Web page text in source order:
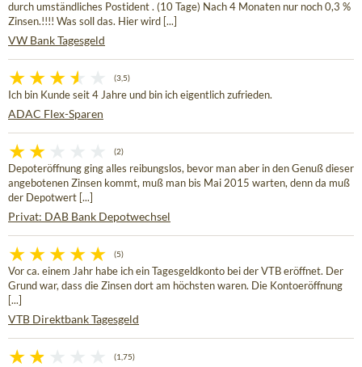
durch umständliches Postident . (10 Tage) Nach 4 Monaten nur noch 0,3 %
Zinsen.!!!! Was soll das. Hier wird [...]
VW Bank Tagesgeld
(3,5)
Ich bin Kunde seit 4 Jahre und bin ich eigentlich zufrieden.
ADAC Flex-Sparen
(2)
Depoteröffnung ging alles reibungslos, bevor man aber in den Genuß dieser
angebotenen Zinsen kommt, muß man bis Mai 2015 warten, denn da muß
der Depotwert [...]
Privat: DAB Bank Depotwechsel
(5)
Vor ca. einem Jahr habe ich ein Tagesgeldkonto bei der VTB eröffnet. Der
Grund war, dass die Zinsen dort am höchsten waren. Die Kontoeröffnung
[...]
VTB Direktbank Tagesgeld
(1,75)